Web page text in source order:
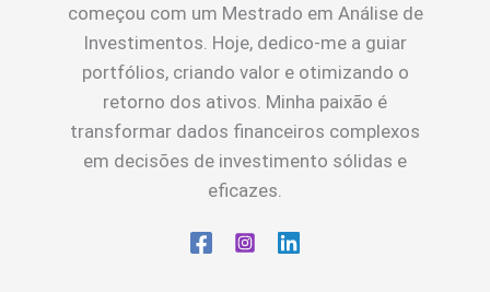
começou com um Mestrado em Análise de
Investimentos. Hoje, dedico-me a guiar
portfólios, criando valor e otimizando o
retorno dos ativos. Minha paixão é
transformar dados financeiros complexos
em decisões de investimento sólidas e
eficazes.